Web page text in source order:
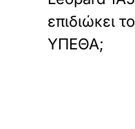
επιδιώκει το
ΥΠΕΘΑ;